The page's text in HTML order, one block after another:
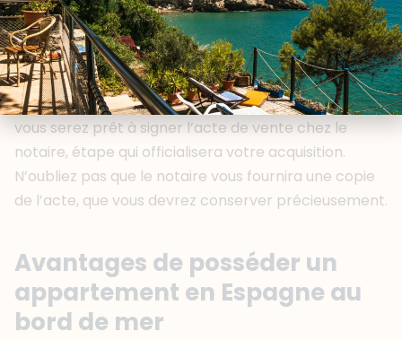
obtenir le certificat d’urbanisme, qui atteste que le
bien est conforme aux réglementations locales. En
outre, demandez l’historique des paiements des
charges et des taxes, ainsi que le titre de propriété
du vendeur. Une fois tous ces documents en main,
vous serez prêt à signer l’acte de vente chez le
notaire, étape qui officialisera votre acquisition.
N’oubliez pas que le notaire vous fournira une copie
de l’acte, que vous devrez conserver précieusement.
Avantages de posséder un
appartement en Espagne au
bord de mer